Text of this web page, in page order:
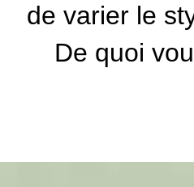
de varier le
De quoi